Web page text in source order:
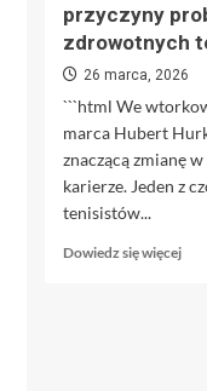
przyczyny
zdrowotnych
26 marca, 2026
```html We
marca Hubert
znaczącą zmianę
karierze. Jeden z
tenisistów...
Dowiedz się więcej